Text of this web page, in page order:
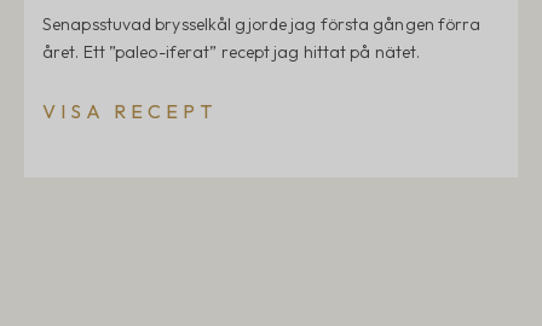
Senapsstuvad brysselkål gjorde jag första gången förra
året. Ett ”paleo-iferat” recept jag hittat på nätet.
VISA RECEPT